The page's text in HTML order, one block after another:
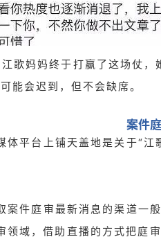
歌妈妈终于打赢了这场仗
能会迟到，但不会缺席。
案件
体平台上铺天盖地是关于“
案件庭审最新消息的渠道一
领域，借助直播的方式把庭